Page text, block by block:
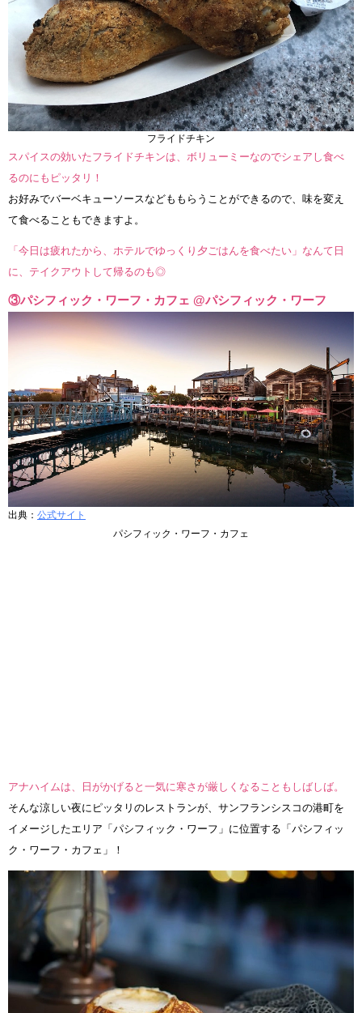
フライドチキン
スパイスの効いたフライドチキンは、ボリューミーなのでシェアし食べ
るのにもピッタリ！
お好みでバーベキューソースなどももらうことができるので、味を変え
て食べることもできますよ。
「今日は疲れたから、ホテルでゆっくり夕ごはんを食べたい」なんて日
に、テイクアウトして帰るのも◎
③パシフィック・ワーフ・カフェ @パシフィック・ワーフ
出典： 公式サイト
パシフィック・ワーフ・カフェ
アナハイムは、日がかげると一気に寒さが厳しくなることもしばしば。
そんな涼しい夜にピッタリのレストランが、サンフランシスコの港町を
イメージしたエリア「パシフィック・ワーフ」に位置する「パシフィッ
ク・ワーフ・カフェ」！